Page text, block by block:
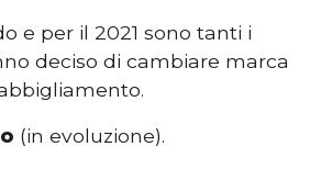
e per il 2021 sono tanti i
deciso di cambiare marca
(in evoluzione).